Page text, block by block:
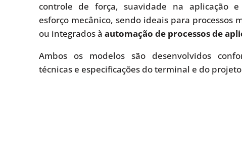
controle de força, suavidade na aplicação
esforço mecânico, sendo ideais para processos
ou integrados à automação de processos de
Ambos os modelos são desenvolvidos
técnicas e especificações do terminal e do